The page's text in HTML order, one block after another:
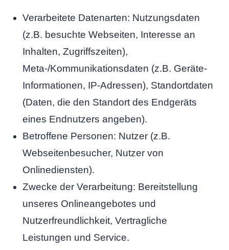
Verarbeitete Datenarten: Nutzungsdaten
(z.B. besuchte Webseiten, Interesse an
Inhalten, Zugriffszeiten),
Meta-/Kommunikationsdaten (z.B. Geräte-
Informationen, IP-Adressen), Standortdaten
(Daten, die den Standort des Endgeräts
eines Endnutzers angeben).
Betroffene Personen: Nutzer (z.B.
Webseitenbesucher, Nutzer von
Onlinediensten).
Zwecke der Verarbeitung: Bereitstellung
unseres Onlineangebotes und
Nutzerfreundlichkeit, Vertragliche
Leistungen und Service.